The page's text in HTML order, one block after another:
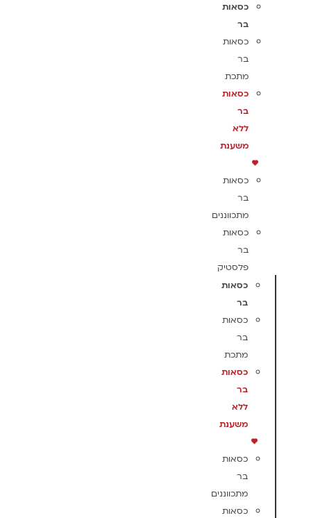
כסאות
בר
כסאות
בר
מתכת
כסאות
בר
ללא
משענת
כסאות
בר
מתכווננים
כסאות
בר
פלסטיק
כסאות
בר
כסאות
בר
מתכת
כסאות
בר
ללא
משענת
כסאות
בר
מתכווננים
כסאות